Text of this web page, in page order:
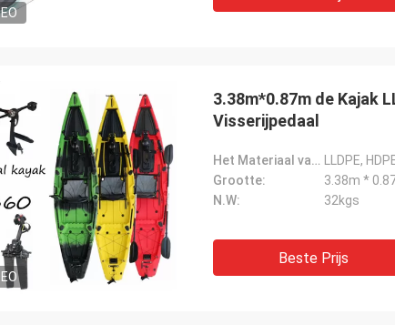
3.38m*0.87m de Kajak
Visserijpedaal
Het Materiaal van Hull:
LLDPE,
Grootte:
3.38m *
N.W:
32kgs
Beste Prijs